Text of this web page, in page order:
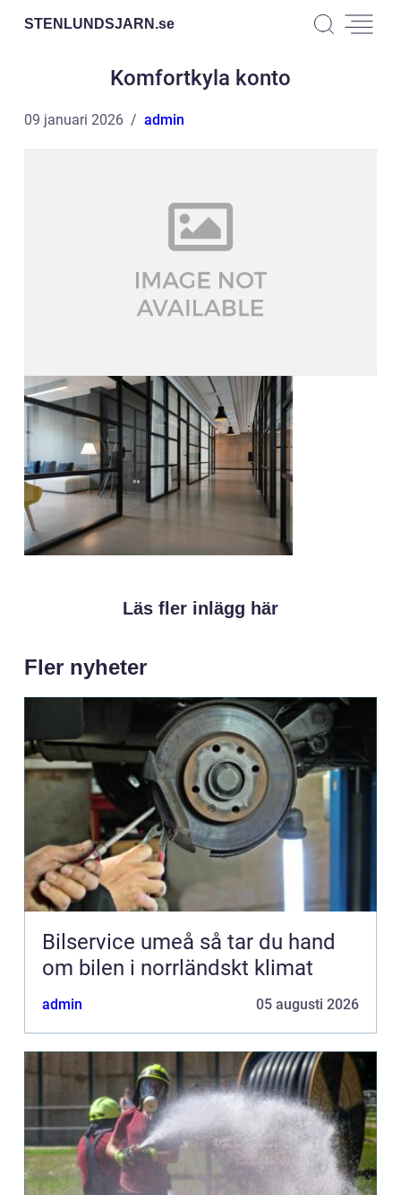
STENLUNDSJARN.se
Komfortkyla konto
09 januari 2026 admin
Läs fler inlägg här
Fler nyheter
Bilservice umeå så tar du hand
om bilen i norrländskt klimat
admin 05 augusti 2026